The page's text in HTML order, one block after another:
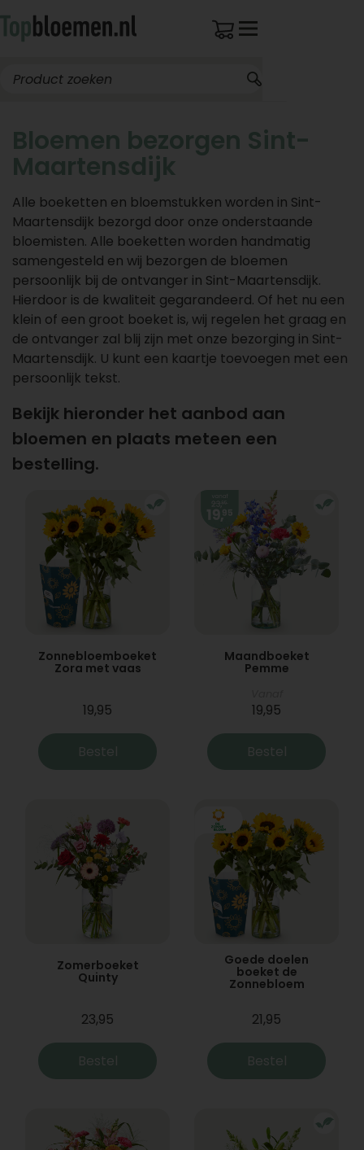
Bloemen bezorgen Sint-
Maartensdijk
Alle boeketten en bloemstukken worden in Sint-
Maartensdijk bezorgd door onze onderstaande
bloemisten. Alle boeketten worden handmatig
samengesteld en wij bezorgen de bloemen
persoonlijk bij de ontvanger in Sint-Maartensdijk.
Hierdoor is de kwaliteit gegarandeerd. Of het nu een
klein of een groot boeket is, wij regelen het graag en
de ontvanger zal blij zijn met onze bezorging in Sint-
Maartensdijk. U kunt een kaartje toevoegen met een
persoonlijk tekst.
Bekijk hieronder het aanbod aan
bloemen en plaats meteen een
bestelling.
Zonnebloemboeket
Zora met vaas
19,95
Bestel
Maandboeket
Pemme
19,95
Bestel
Zomerboeket
Quinty
23,95
Bestel
Goede doelen
boeket de
Zonnebloem
21,95
Bestel